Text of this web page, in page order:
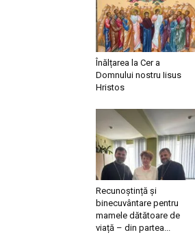
Înălțarea la Cer a
Domnului nostru Iisus
Hristos
Recunoștință și
binecuvântare pentru
mamele dătătoare de
viață – din partea...